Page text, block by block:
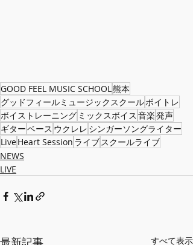
GOOD FEEL MUSIC SCHOOL熊本
グッドフィールミュージックスクールボイトレ
ボイストレーニング ミックスボイス 音楽発声
ギターベース ウクレレ シンガーソングライター
LiveHeart Session ライブスクールライブ
NEWS
LIVE
最新記事 すべて表示